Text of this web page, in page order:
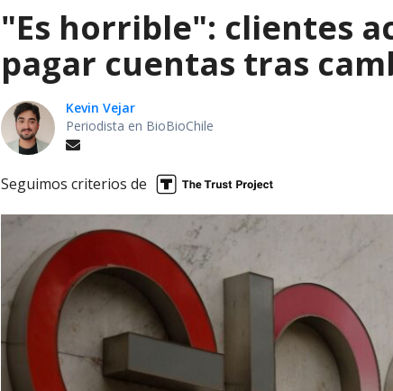
"Es horrible": clientes
pagar cuentas tras
Kevin Vejar
Periodista en BioBioChile
Seguimos criterios de